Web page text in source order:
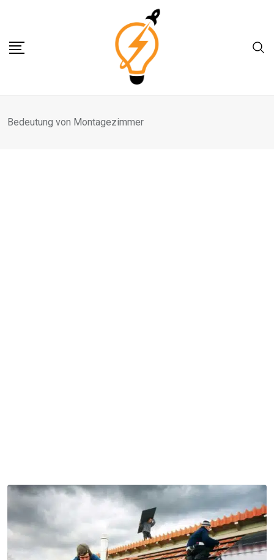
content
Bedeutung von Montagezimmer